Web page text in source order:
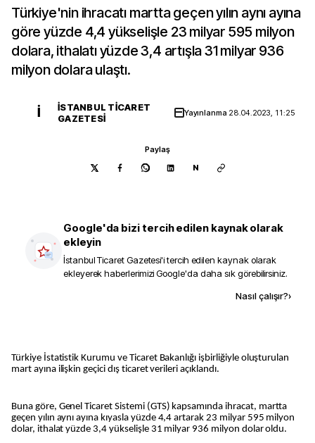
Türkiye'nin ihracatı martta geçen yılın aynı ayına
göre yüzde 4,4 yükselişle 23 milyar 595 milyon
dolara, ithalatı yüzde 3,4 artışla 31 milyar 936
milyon dolara ulaştı.
İ
İSTANBUL TICARET
GAZETESI
Yayınlanma 28.04.2023, 11:25
Paylaş
N
Google'da bizi tercih edilen kaynak olarak
ekleyin
İstanbul Ticaret Gazetesi'i tercih edilen kaynak olarak
ekleyerek haberlerimizi Google'da daha sık görebilirsiniz.
Nasıl çalışır?›
Türkiye İstatistik Kurumu ve Ticaret Bakanlığı işbirliğiyle oluşturulan
mart ayına ilişkin geçici dış ticaret verileri açıklandı.
Buna göre, Genel Ticaret Sistemi (GTS) kapsamında ihracat, martta
geçen yılın aynı ayına kıyasla yüzde 4,4 artarak 23 milyar 595 milyon
dolar, ithalat yüzde 3,4 yükselişle 31 milyar 936 milyon dolar oldu.